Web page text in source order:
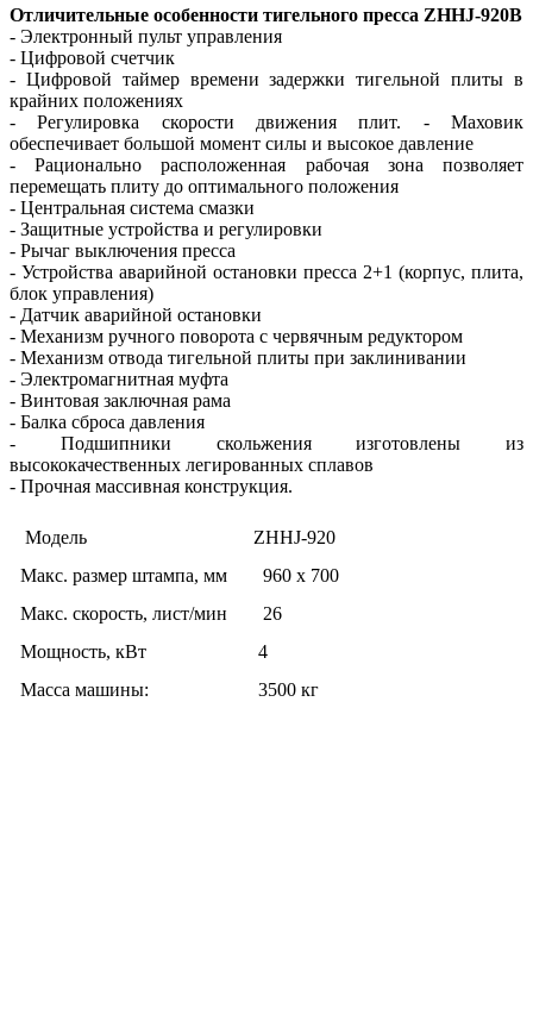
Отличительные особенности тигельного пресса ZHHJ-920В
- Электронный пульт управления
- Цифровой счетчик
- Цифровой таймер времени задержки тигельной плиты в
крайних положениях
- Регулировка скорости движения плит. - Маховик
обеспечивает большой момент силы и высокое давление
- Рационально расположенная рабочая зона позволяет
перемещать плиту до оптимального положения
- Центральная система смазки
- Защитные устройства и регулировки
- Рычаг выключения пресса
- Устройства аварийной остановки пресса 2+1 (корпус, плита,
блок управления)
- Датчик аварийной остановки
- Механизм ручного поворота с червячным редуктором
- Механизм отвода тигельной плиты при заклинивании
- Электромагнитная муфта
- Винтовая заключная рама
- Балка сброса давления
- Подшипники скольжения изготовлены из
высококачественных легированных сплавов
- Прочная массивная конструкция.
Модель
ZHHJ-920
Макс. размер штампа, мм
960 x 700
Макс. скорость, лист/мин
26
Мощность, кВт
4
Масса машины:
3500 кг